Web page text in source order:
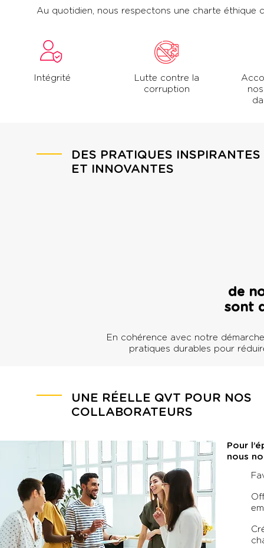
Au quotidien, nous respectons une charte éthique
Intégrité
Lutte contre la
corruption
DES PRATIQUES INSPIRANTES
ET INNOVANTES
de
sont
En cohérence avec notre
pratiques durables pour
UNE RÉELLE QVT POUR NOS
COLLABORATEURS
Pour
nous